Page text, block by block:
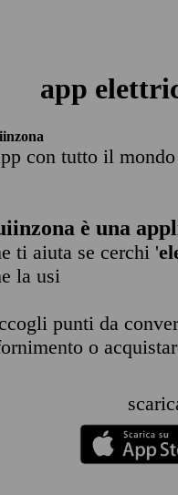
app
con tutto il
è una
ti aiuta se cerchi '
la usi
punti da
o